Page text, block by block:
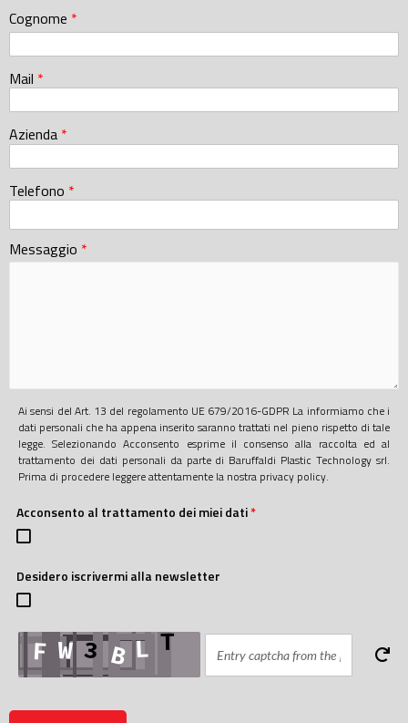
Cognome *
Mail *
Azienda *
Telefono *
Messaggio *
Ai sensi del Art. 13 del regolamento UE 679/2016-GDPR La informiamo che i
dati personali che ha appena inserito saranno trattati nel pieno rispetto di tale
legge. Selezionando Acconsento esprime il consenso alla raccolta ed al
trattamento dei dati personali da parte di Baruffaldi Plastic Technology srl.
Prima di procedere leggere attentamente la nostra privacy policy.
Acconsento al trattamento dei miei dati*
Desidero iscrivermi alla newsletter